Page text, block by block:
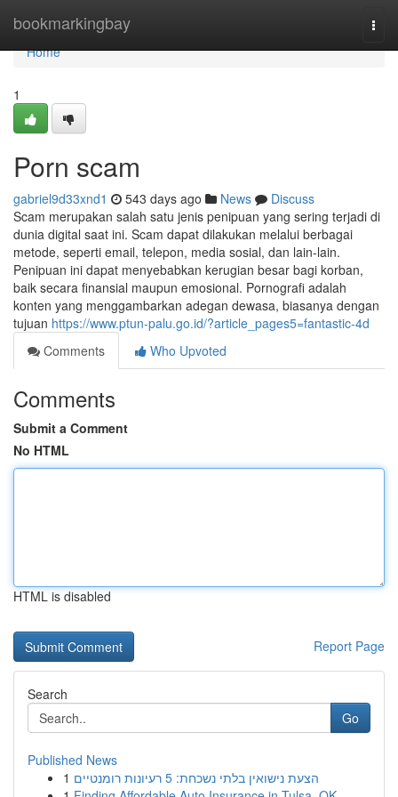
bookmarkingbay
Home
Home
1
Porn scam
gabriel9d33xnd1 543 days ago News
Discuss
Scam merupakan salah satu jenis penipuan yang sering terjadi di
dunia digital saat ini. Scam dapat dilakukan melalui berbagai
metode, seperti email, telepon, media sosial, dan lain-lain.
Penipuan ini dapat menyebabkan kerugian besar bagi korban,
baik secara finansial maupun emosional. Pornografi adalah
konten yang menggambarkan adegan dewasa, biasanya dengan
tujuan https://www.ptun-palu.go.id/?article_pages5=fantastic-4d
Comments
Who Upvoted
Comments
Submit a Comment
No HTML
HTML is disabled
Report Page
Search
Go
Published News
1
הצעת נישואין בלתי נשכחת: 5 רעיונות רומנטיים